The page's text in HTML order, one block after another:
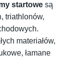
startowe są
triathlonów,
materiałów,
łamane